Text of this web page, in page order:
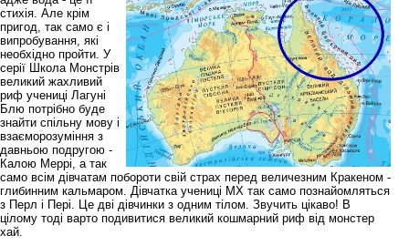
стихія. Але крім
пригод, так само є і
випробування, які
необхідно пройти. У
серії Школа Монстрів
великий жахливий
риф учениці Лагуні
Блю потрібно буде
знайти спільну мову і
взаєморозуміння з
давньою подругою -
Калою Меррі, а так
само всім дівчатам побороти свій страх перед величезним Кракеном -
глибинним кальмаром. Дівчатка учениці МХ так само познайомляться
з Перл і Пері. Це дві дівчинки з одним тілом. Звучить цікаво! В
цілому тоді варто подивитися великий кошмарний риф від монстер
хай.